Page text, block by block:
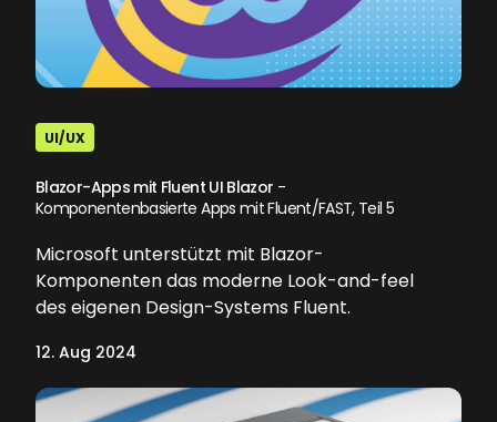
UI/UX
Blazor-Apps mit Fluent UI Blazor -
Komponentenbasierte Apps mit Fluent/FAST, Teil 5
Microsoft unterstützt mit Blazor-
Komponenten das moderne Look-and-feel
des eigenen Design-Systems Fluent.
12. Aug 2024